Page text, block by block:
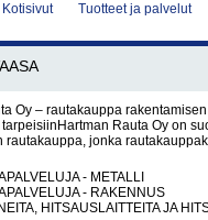
Kotisivut Tuotteet ja palvelut
Oy – rautakauppa
Rauta Oy on
rautakauppa, jonka
- METALLI
- RAKENNUS
HITSAUSLAITTEITA JA